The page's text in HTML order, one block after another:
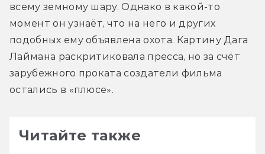
всему земному шару. Однако в какой-то
момент он узнаёт, что на него и других
подобных ему объявлена охота. Картину Дага
Лаймана раскритиковала пресса, но за счёт
зарубежного проката создатели фильма
остались в «плюсе».
Читайте также